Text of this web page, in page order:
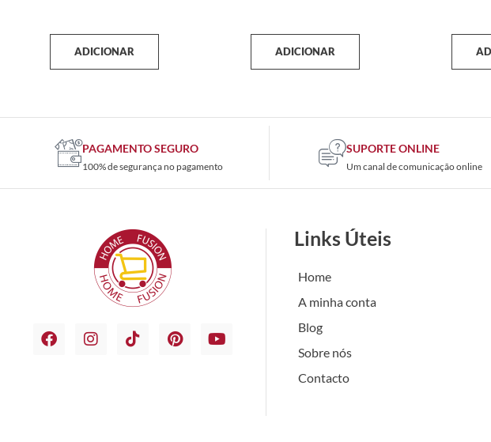
ADICIONAR ADICIONAR
PAGAMENTO SEGURO
100% de segurança no pagamento
SUPORTE ONLINE
Um canal de comunicação online
Links Úteis
Home
A minha conta
Blog
Sobre nós
Contacto